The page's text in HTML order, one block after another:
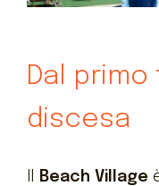
Dal
discesa
Beach Village